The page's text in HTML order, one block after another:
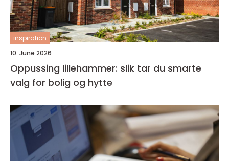
inspiration
10. June 2026
Oppussing lillehammer: slik tar du smarte
valg for bolig og hytte